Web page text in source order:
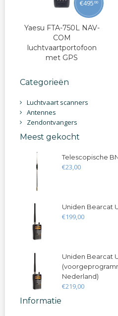
Yaesu FTA-750L NAV-
COM
luchtvaartportofoon
met GPS
€495 00
Categorieën
Luchtvaart scanners
Antennes
Zendontvangers
Meest gekocht
Telescopische
€23,00
Uniden Bearcat
€199,00
Uniden Bearcat
Nederland)
€219,00
Informatie